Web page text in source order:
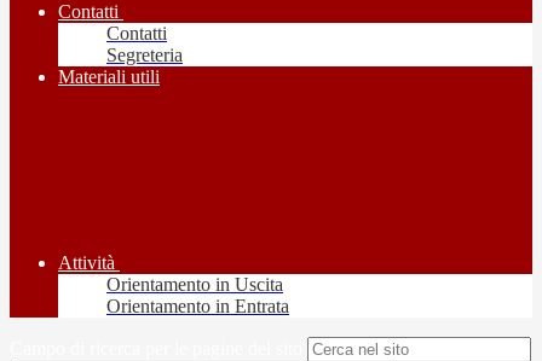
Contatti
Contatti
Segreteria
Materiali utili
Attività
Orientamento in Uscita
Orientamento in Entrata